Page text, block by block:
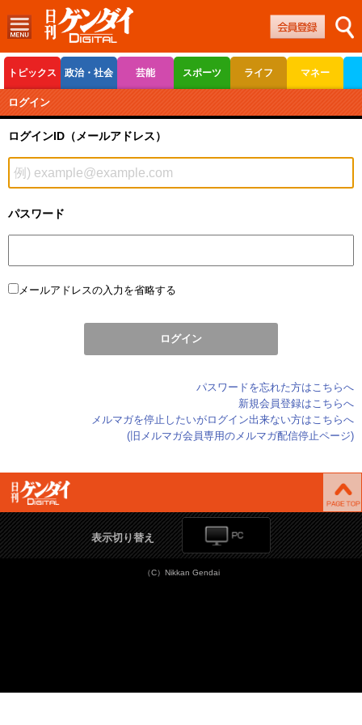
トピックス 政治・社会 芸能 スポーツ ライフ マネー
ボートレース
ログイン
ログインID（メールアドレス）
パスワード
メールアドレスの入力を省略する
パスワードを忘れた方はこちらへ
新規会員登録はこちらへ
メルマガを停止したいがログイン出来ない方はこちらへ
(旧メルマガ会員専用のメルマガ配信停止ページ)
表示切り替え
（C）Nikkan Gendai